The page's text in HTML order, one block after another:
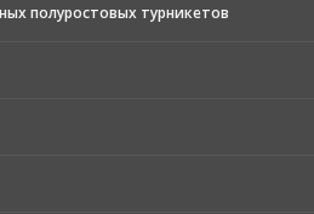
полуростовых турникетов